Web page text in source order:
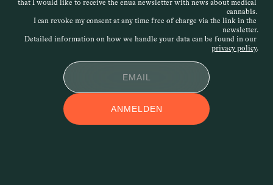
Verordnung kann daher sehr individuell
erfolgen. Wird der Antrag abgelehnt,
besteht die Möglichkeit des
APPLIKATIONSFOR
M
that I would like to receive the enua newsletter with news about medical
cannabis.
I can revoke my consent at any time free of charge via the link in the
newsletter.
privacy policy.
ANMELDEN